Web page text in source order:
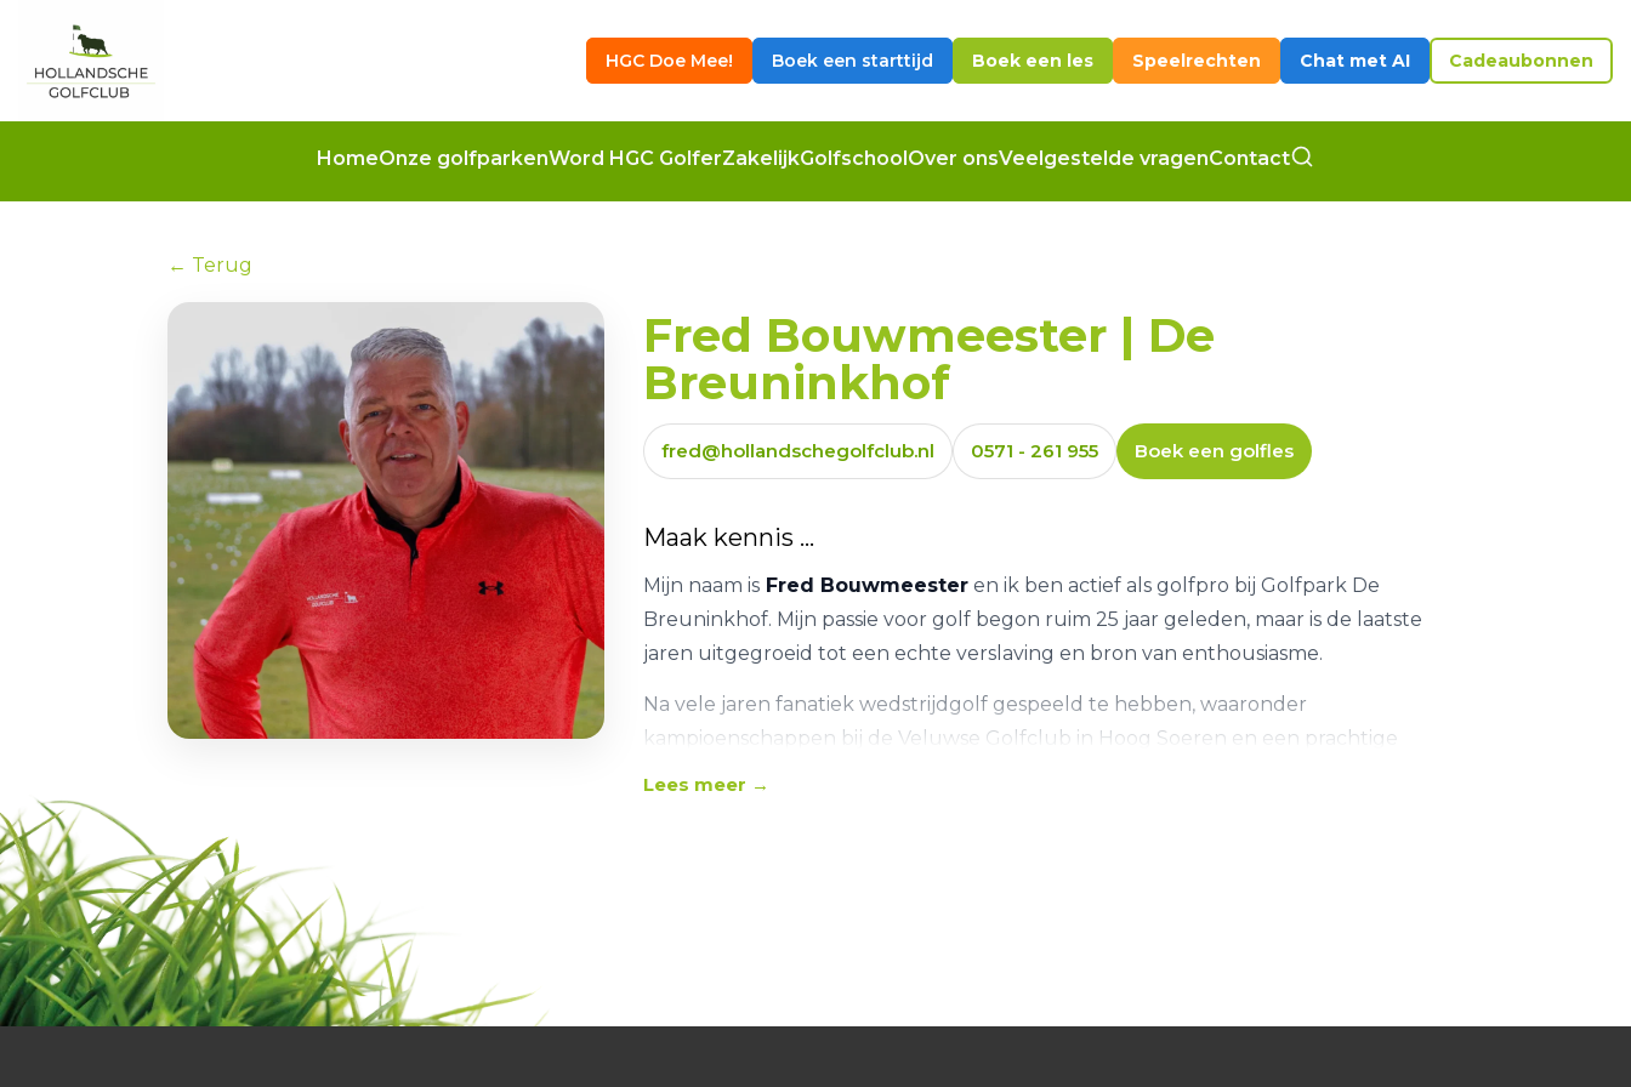
HGC Doe Mee! Boek een starttijd Boek een les Speelrechten Chat met AI Cadeaubonnen
HomeOnze golfparkenWord HGC GolferZakelijkGolfschool Over onsVeelgestelde vragenContact
← Terug
Fred Bouwmeester | De
Breuninkhof
fred@hollandschegolfclub.nl 0571 - 261 955 Boek een golfles
Maak kennis ...
Mijn naam is Fred Bouwmeester en ik ben actief als golfpro bij Golfpark De
Breuninkhof. Mijn passie voor golf begon ruim 25 jaar geleden, maar is de laatste
jaren uitgegroeid tot een echte verslaving en bron van enthousiasme.
Na vele jaren fanatiek wedstrijdgolf gespeeld te hebben, waaronder
kampioenschappen bij de Veluwse Golfclub in Hoog Soeren en een prachtige
Of je nu aan je techniek wilt werken, meer zelfvertrouwen zoekt of gewoon wilt
Lees meer →